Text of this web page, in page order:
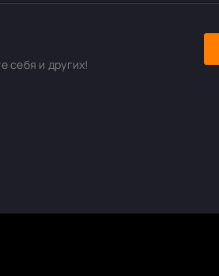
себя и других!